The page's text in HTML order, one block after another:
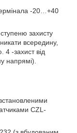
-20…+40
захисту
всередину,
-захист від
напрямі).
CZL-